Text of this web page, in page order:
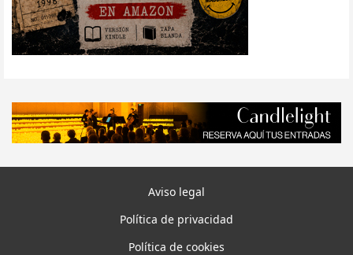
Aviso legal
Política de privacidad
Política de cookies